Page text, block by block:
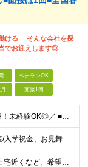
ける」 そんな会社を探
でお迎えします◎
ベテランOK
面接1回
＼職歴不問！人柄重視の採用！未経験OK◎／ ■学歴不問 ■普通自動車運転免許を取得後1年以上の方（AT限定可） ※一部勤務地で「2017年3月12日以降の取得者は要準中型免許」 ■44歳以下(※例外
★賞与年2回支給 ★結婚/出産/入学祝金、お見舞金支給あり ★事業所ごとに異なります 【神奈川県】 月給284,000円～291,100円 【千葉県】 月給284,000円 【埼玉県】 月給279,1
★全国の拠点で募集中！ ★自宅近くなど、希望の勤務地を選べます！ ★新規オープン拠点あり！ 岩手県、宮城県、福島県、新潟県、富山県、栃木県、茨城県、群馬県、埼玉県、千葉県、神奈川県、山梨県、静岡県、